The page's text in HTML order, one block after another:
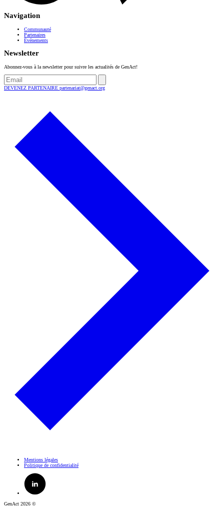
Navigation
Communauté
Partenaires
Événements
Newsletter
Abonnez-vous à la newsletter pour suivre les actualités de GenAct!
DEVENEZ PARTENAIRE partenariat@genact.org
Mentions légales
Politique de confidentialité
GenAct 2026 ©